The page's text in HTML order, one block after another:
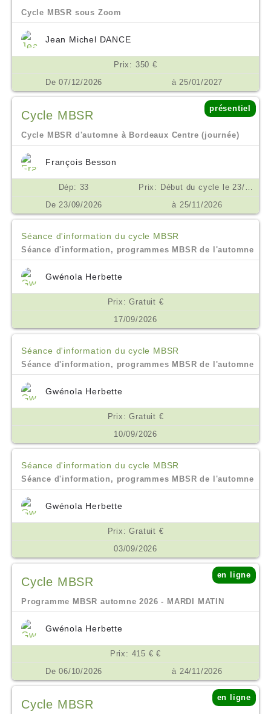
Cycle MBSR sous Zoom
Jean Michel DANCE
Prix: 350 €
De 07/12/2026
à 25/01/2027
Cycle MBSR
présentiel
Cycle MBSR d'automne à Bordeaux Centre (journée)
François Besson
Dép: 33
Prix: Début du cycle le 23/09/2026. Prix 450€ inclusif de toutes les séances, enregistrements et supports. Prix spécial pour les inscriptions en droits à formation et pour les étudiants et demandeurs d'emploi. Possibilité de financement OPCO, AGEFICE, FIFPL €
De 23/09/2026
à 25/11/2026
Séance d'information du cycle MBSR
Séance d'information, programmes MBSR de l'automne
Gwénola Herbette
Prix: Gratuit €
17/09/2026
Séance d'information du cycle MBSR
Séance d'information, programmes MBSR de l'automne
Gwénola Herbette
Prix: Gratuit €
10/09/2026
Séance d'information du cycle MBSR
Séance d'information, programmes MBSR de l'automne
Gwénola Herbette
Prix: Gratuit €
03/09/2026
Cycle MBSR
en ligne
Programme MBSR automne 2026 - MARDI MATIN
Gwénola Herbette
Prix: 415 € €
De 06/10/2026
à 24/11/2026
Cycle MBSR
en ligne